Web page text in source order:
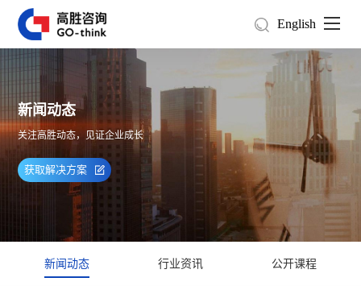
English
新闻动态
关注高胜动态，见证企业成长
获取解决方案
新闻动态 行业资讯 公开课程